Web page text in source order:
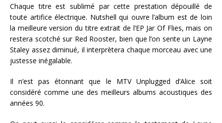
Chaque titre est sublimé par cette prestation dépouillé de
toute artifice électrique. Nutshell qui ouvre l’album est de loin
la meilleure version du titre extrait de l’EP Jar Of Flies, mais on
restera scotché sur Red Rooster, bien que l’on sente un Layne
Staley assez diminué, il interprètera chaque morceau avec une
justesse inégalable.
Il n’est pas étonnant que le MTV Unplugged d’Alice soit
considéré comme une des meilleurs albums acoustiques des
années 90.